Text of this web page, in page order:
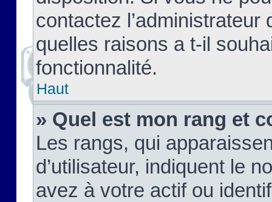
contactez
quelles raisons a t-il
fonctionnalité.
Haut
» Quel est mon rang et
Les rangs, qui
d’utilisateur, indiquent le
avez à votre actif ou